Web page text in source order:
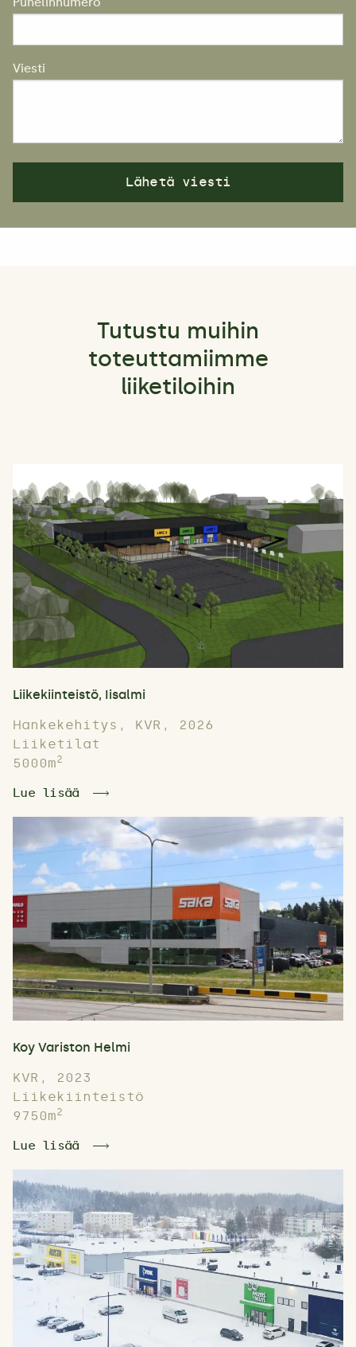
Viesti
Tutustu muihin
toteuttamiimme
liiketiloihin
Liikekiinteistö, Iisalmi
Hankekehitys, KVR, 2026
Liiketilat
5000m2
Lue lisää
Koy Variston Helmi
KVR, 2023
Liikekiinteistö
9750m2
Lue lisää